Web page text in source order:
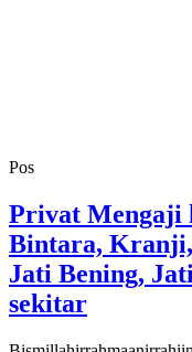
Pos
Privat Mengaji
Bintara, Kranji,
Jati Bening,
sekitar